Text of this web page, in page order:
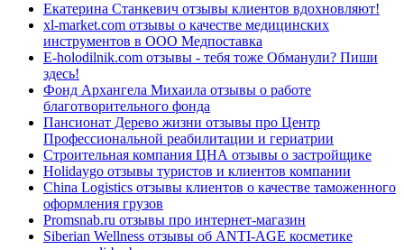
Екатерина Станкевич отзывы клиентов вдохновляют!
xl-market.com отзывы о качестве медицинских
инструментов в ООО Медпоставка
E-holodilnik.com отзывы - тебя тоже Обманули? Пиши
здесь!
Фонд Архангела Михаила отзывы о работе
благотворительного фонда
Пансионат Дерево жизни отзывы про Центр
Профессиональной реабилитации и гериатрии
Строительная компания ЦНА отзывы о застройщике
Holidaygo отзывы туристов и клиентов компании
China Logistics отзывы клиентов о качестве таможенного
оформления грузов
Promsnab.ru отзывы про интернет-магазин
Siberian Wellness отзывы об ANTI-AGE косметике